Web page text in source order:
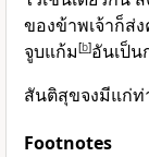
ของข้าพเจ้าก็ส่
จูบแก้ม[b]อันเป็
สันติสุขจงมีแก่
Footnotes